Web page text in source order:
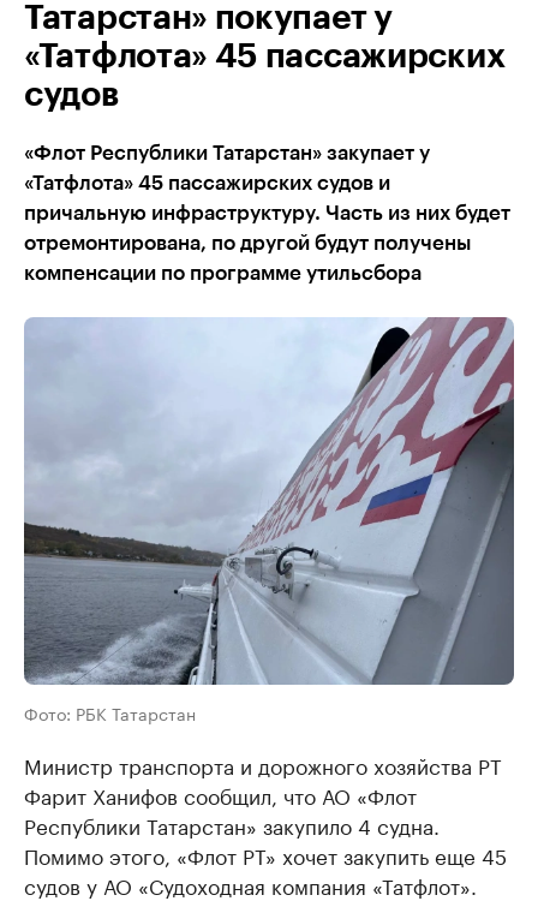
Татарстан» покупает у
«Татфлота» 45 пассажирских
судов
«Флот Республики Татарстан» закупает у
«Татфлота» 45 пассажирских судов и
причальную инфраструктуру. Часть из них будет
отремонтирована, по другой будут получены
компенсации по программе утильсбора
Фото: РБК Татарстан
Министр транспорта и дорожного хозяйства РТ
Фарит Ханифов сообщил, что АО «Флот
Республики Татарстан» закупило 4 судна.
Помимо этого, «Флот РТ» хочет закупить еще 45
судов у АО «Судоходная компания «Татфлот».